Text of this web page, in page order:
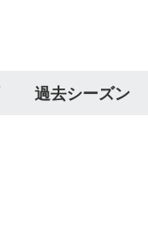
過去シーズン